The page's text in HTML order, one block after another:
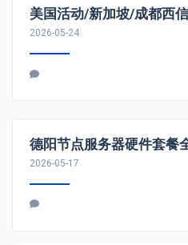
美国活动/新加坡/成都西
2026-05-24
德阳节点服务器硬件套餐
2026-05-17